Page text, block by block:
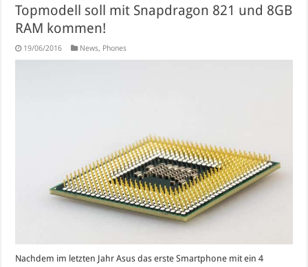
Topmodell soll mit Snapdragon 821 und 8GB
RAM kommen!
19/06/2016 News, Phones
Nachdem im letzten Jahr Asus das erste Smartphone mit ein 4